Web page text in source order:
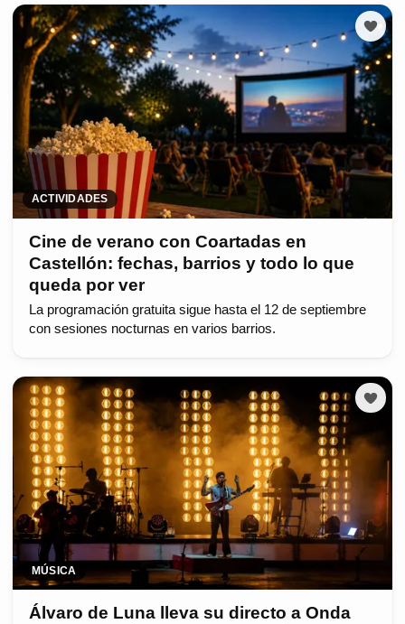
ACTIVIDADES
Cine de verano con Coartadas en
Castellón: fechas, barrios y todo lo que
queda por ver
La programación gratuita sigue hasta el 12 de septiembre
con sesiones nocturnas en varios barrios.
MÚSICA
Álvaro de Luna lleva su directo a Onda